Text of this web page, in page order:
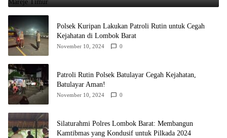
Polsek Kuripan Lakukan Patroli Rutin untuk Cegah
Kejahatan di Lombok Barat
November 10, 2024 0
Patroli Rutin Polsek Batulayar Cegah Kejahatan,
Batulayar Aman!
November 10, 2024 0
Silaturahmi Polres Lombok Barat: Membangun
Kamtibmas yang Kondusif untuk Pilkada 2024